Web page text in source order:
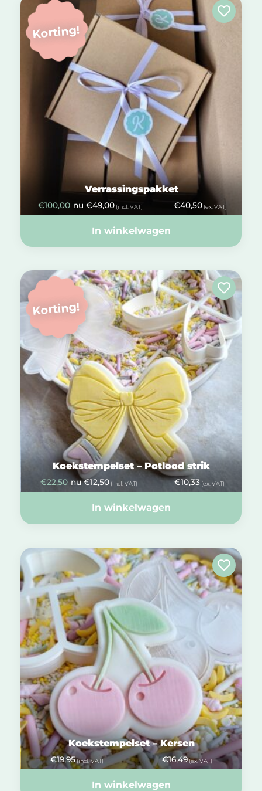
Korting!
Verrassingspakket
€100,00 nu €49,00(incl. VAT) €40,50 (ex. VAT)
In winkelwagen
Korting!
Koekstempelset – Potlood strik
€22,50 nu €12,50 (incl. VAT) €10,33(ex. VAT)
In winkelwagen
Koekstempelset – Kersen
€19,95(incl. VAT) €16,49(ex. VAT)
In winkelwagen